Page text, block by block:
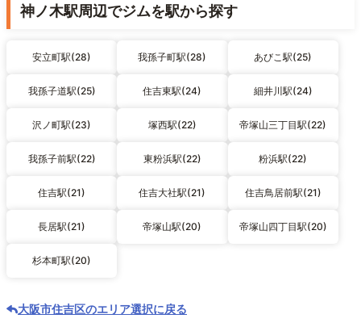
神ノ木駅周辺でジムを駅から探す
安立町駅(28) 我孫子町駅(28) あびこ駅(25)
我孫子道駅(25) 住吉東駅(24) 細井川駅(24)
沢ノ町駅(23) 塚西駅(22) 帝塚山三丁目駅(22)
我孫子前駅(22) 東粉浜駅(22) 粉浜駅(22)
住吉駅(21) 住吉大社駅(21) 住吉鳥居前駅(21)
長居駅(21) 帝塚山駅(20) 帝塚山四丁目駅(20)
杉本町駅(20)
大阪市住吉区のエリア選択に戻る